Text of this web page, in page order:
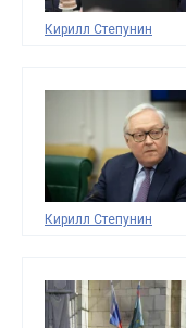
Кирилл Степунин
Кирилл Степунин